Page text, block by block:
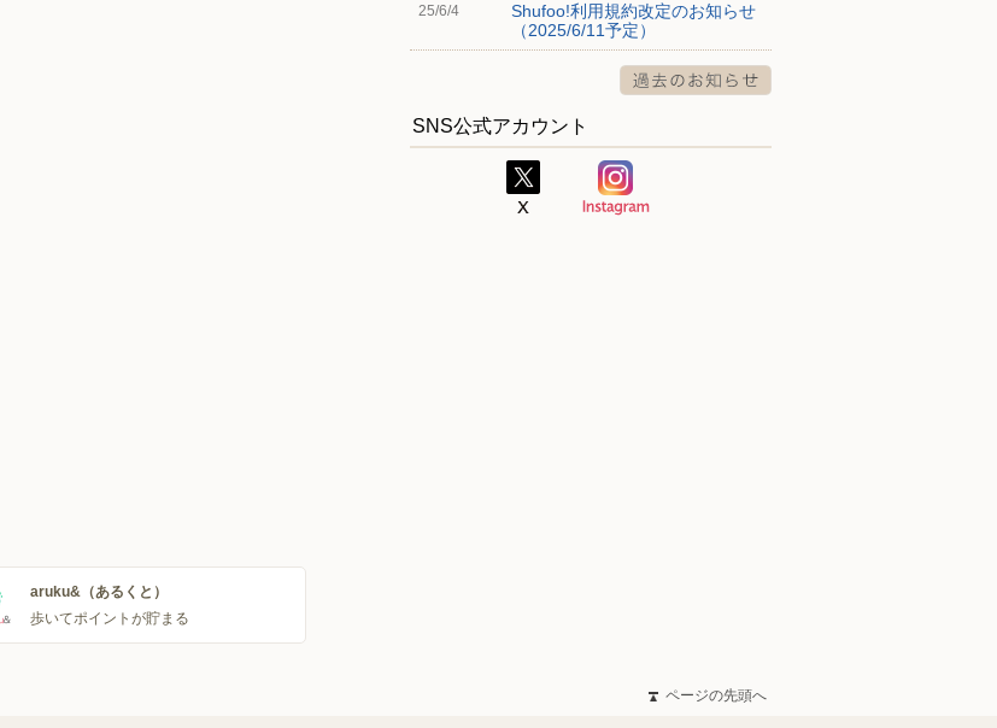
25/6/4
Shufoo!利用規約改定のお知らせ
（2025/6/11予定）
SNS公式アカウント
aruku&（あるくと）
歩いてポイントが貯まる
ページの先頭へ